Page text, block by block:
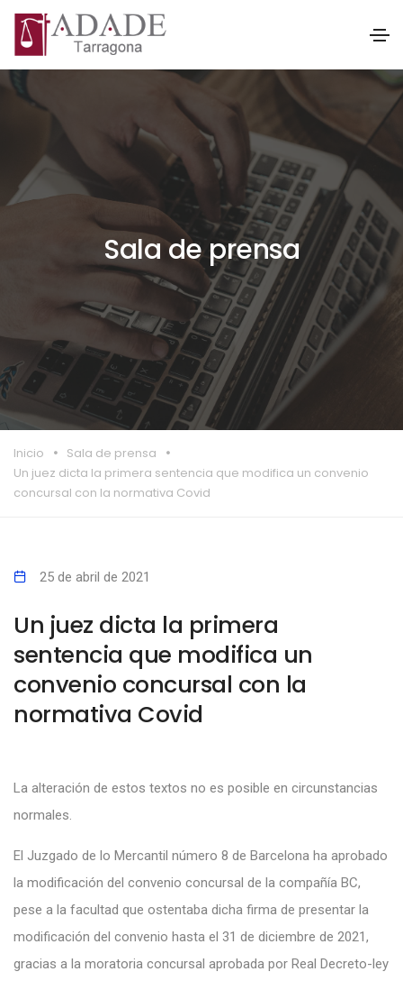
Sala de prensa
Inicio
Sala de prensa
Un juez dicta la primera sentencia que modifica un convenio
concursal con la normativa Covid
25 de abril de 2021
Un juez dicta la primera
sentencia que modifica un
convenio concursal con la
normativa Covid
La alteración de estos textos no es posible en circunstancias
normales.
El Juzgado de lo Mercantil número 8 de Barcelona ha aprobado
la modificación del convenio concursal de la compañía BC,
pese a la facultad que ostentaba dicha firma de presentar la
modificación del convenio hasta el 31 de diciembre de 2021,
gracias a la moratoria concursal aprobada por Real Decreto-ley